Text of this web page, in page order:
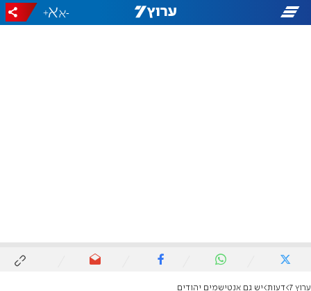
-
+
ערוץ 7 דעות יש גם אנטישמים יהודים